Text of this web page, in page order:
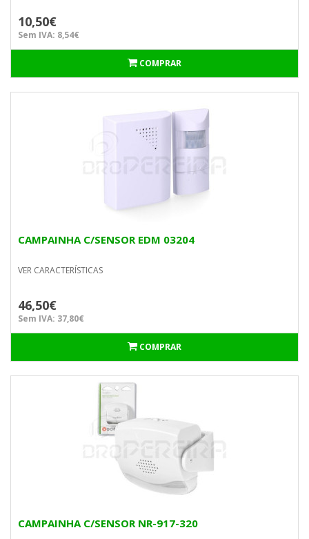
10,50€
Sem IVA: 8,54€
COMPRAR
CAMPAINHA C/SENSOR EDM 03204
VER CARACTERÍSTICAS
46,50€
Sem IVA: 37,80€
COMPRAR
CAMPAINHA C/SENSOR NR-917-320